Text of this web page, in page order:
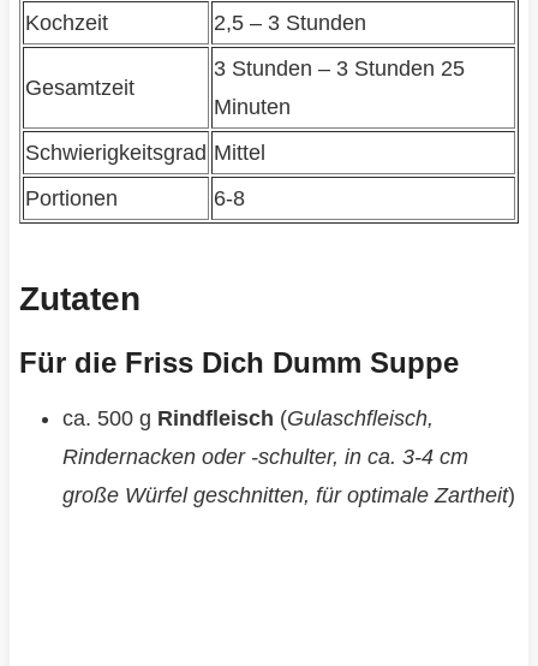
Kochzeit
2,5 – 3 Stunden
Gesamtzeit
3 Stunden – 3 Stunden 25
Minuten
Schwierigkeitsgrad Mittel
Portionen
6-8
Zutaten
Für die Friss Dich Dumm Suppe
ca. 500 g Rindfleisch (Gulaschfleisch,
Rindernacken oder -schulter, in ca. 3-4 cm
große Würfel geschnitten, für optimale Zartheit)